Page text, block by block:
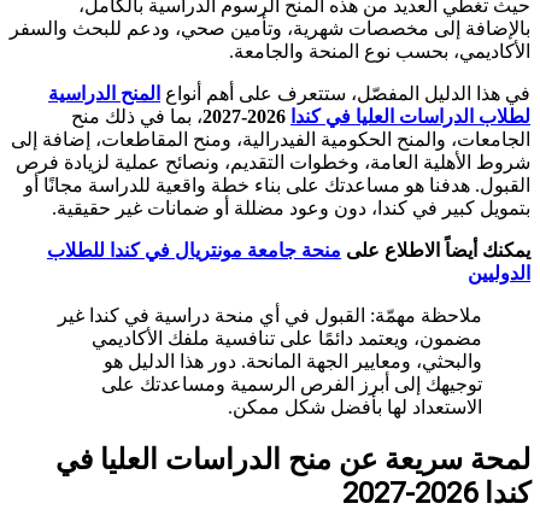
حيث تغطي العديد من هذه المنح الرسوم الدراسية بالكامل،
بالإضافة إلى مخصصات شهرية، وتأمين صحي، ودعم للبحث والسفر
الأكاديمي، بحسب نوع المنحة والجامعة.
في هذا الدليل المفصّل، ستتعرف على أهم أنواع المنح الدراسية
لطلاب الدراسات العليا في كندا
، بما في ذلك منح
الجامعات، والمنح الحكومية الفيدرالية، ومنح المقاطعات، إضافة إلى
شروط الأهلية العامة، وخطوات التقديم، ونصائح عملية لزيادة فرص
القبول. هدفنا هو مساعدتك على بناء خطة واقعية للدراسة مجانًا أو
بتمويل كبير في كندا، دون وعود مضللة أو ضمانات غير حقيقية.
يمكنك أيضاً الاطلاع على منحة جامعة مونتريال في كندا للطلاب
الدوليين
ملاحظة مهمّة: القبول في أي منحة دراسية في كندا غير
مضمون، ويعتمد دائمًا على تنافسية ملفك الأكاديمي
والبحثي، ومعايير الجهة المانحة. دور هذا الدليل هو
توجيهك إلى أبرز الفرص الرسمية ومساعدتك على
الاستعداد لها بأفضل شكل ممكن.
لمحة سريعة عن منح الدراسات العليا في
كندا 2026-2027